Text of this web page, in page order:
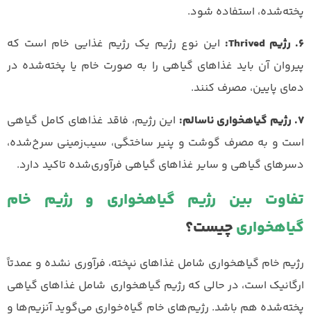
پخته‌شده، استفاده شود.
6. رژیم Thrived:
این نوع رژیم یک رژیم غذایی خام است که
پیروان آن باید غذاهای گیاهی را به صورت خام یا پخته‌شده در
دمای پایین، مصرف کنند.
7. رژیم گیاهخواری ناسالم:
این رژیم، فاقد غذاهای کامل گیاهی
است و به مصرف گوشت و پنیر ساختگی، سیب‌زمینی سرخ‌شده،
دسرهای گیاهی و سایر غذاهای گیاهی فرآوری‌شده تاکید دارد.
تفاوت بین رژیم گیاهخواری و رژیم خام
گیاهخواریچیست؟
رژیم خام گیاهخواری شامل غذاهای نپخته، فرآوری نشده و عمدتاً
ارگانیک است، در حالی که رژیم گیاهخواری شامل غذاهای گیاهی
پخته‌شده هم باشد. رژیم‌های خام گیاه‌خواری می‌گوید آنزیم‌ها و